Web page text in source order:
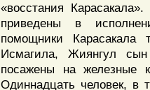
«восстания
приведены в
помощники
Исмагила, Жиянгул
посажены на железные
Одиннадцать человек, в